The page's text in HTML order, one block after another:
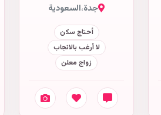
جدة،السعودية
أحتاج سكن
لا أرغب بالانجاب
زواج معلن